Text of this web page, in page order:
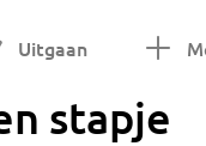
Uitgaan
stapje